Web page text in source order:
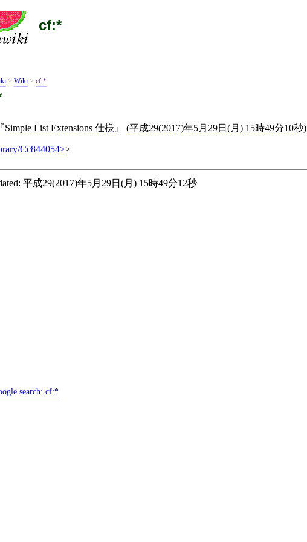
cf:*
> Wiki > cf:*
Simple List Extensions 仕様 (平成29(2017)年5月29日(月) 15時49分10秒)
Cc844054 >
平成29(2017)年5月29日(月) 15時49分12秒
search:cf:*